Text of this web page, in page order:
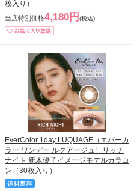
枚入り）
当店特別価格4,180円 (税込)
EverColor 1day LUQUAGE（エバーカ
ラー ワンデー ルクアージュ）リッチ
ナイト 新木優子イメージモデルカラコ
ン（30枚入り）